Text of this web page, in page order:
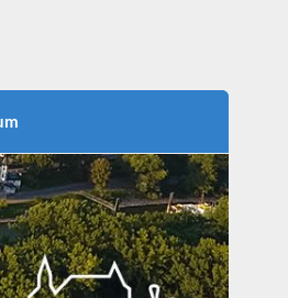
für die zahlreichen
nutzen zur Förderung